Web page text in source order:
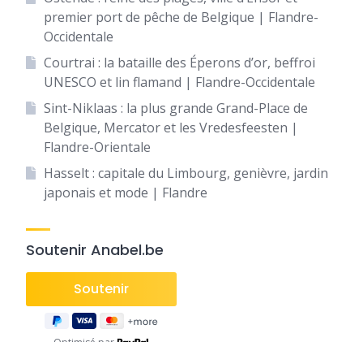
premier port de pêche de Belgique | Flandre-
Occidentale
Courtrai : la bataille des Éperons d’or, beffroi
UNESCO et lin flamand | Flandre-Occidentale
Sint-Niklaas : la plus grande Grand-Place de
Belgique, Mercator et les Vredesfeesten |
Flandre-Orientale
Hasselt : capitale du Limbourg, genièvre, jardin
japonais et mode | Flandre
Soutenir Anabel.be